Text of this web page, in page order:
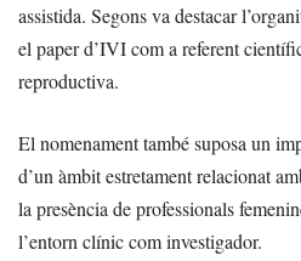
assistida. Segons va destacar
el paper d’IVI com a referent
reproductiva.
El nomenament també suposa un
d’un àmbit estretament relacionat
la presència de professionals
l’entorn clínic com investigador.